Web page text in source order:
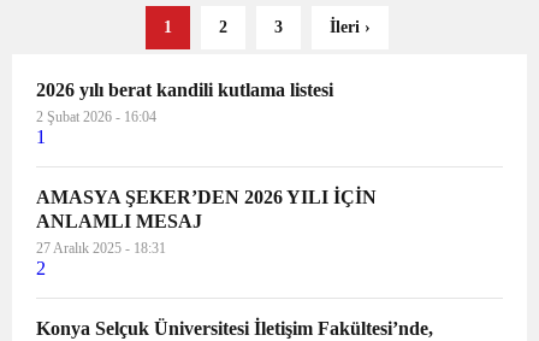
H.S.B.’nin dövdüğü doktor yoğun
1 2 3 İleri ›
2026 yılı berat kandili kutlama listesi
2 Şubat 2026 - 16:04
1
AMASYA ŞEKER’DEN 2026 YILI İÇİN
ANLAMLI MESAJ
27 Aralık 2025 - 18:31
2
Konya Selçuk Üniversitesi İletişim Fakültesi’nde,